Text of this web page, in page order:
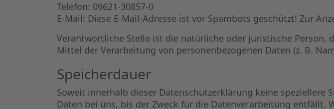
Telefon: 09621-30857-0
E-Mail: Diese E-Mail-Adresse ist vor Spambots geschützt! Zur
Verantwortliche Stelle ist die natürliche oder juristische Person,
Mittel der Verarbeitung von personenbezogenen Daten (z. B.
Speicherdauer
Soweit innerhalb dieser Datenschutzerklärung keine speziellere
Daten bei uns, bis der Zweck für die Datenverarbeitung entfällt.